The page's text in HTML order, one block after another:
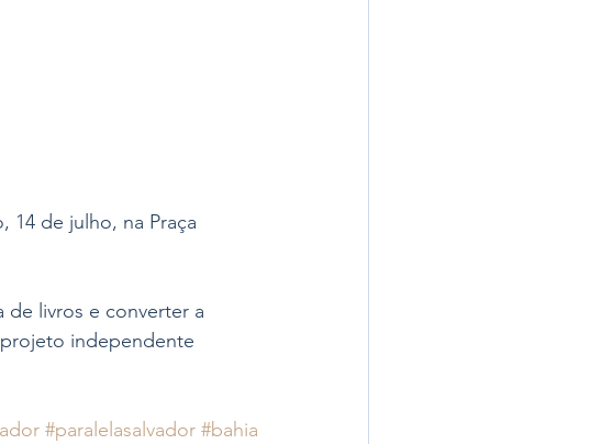
14 de julho, na Praça
livros e converter a
independente
#paralelasalvador #bahia